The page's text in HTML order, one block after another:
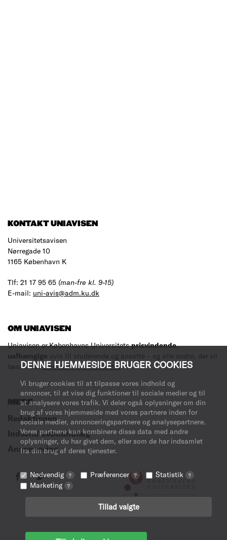
DENNE HJEMMESIDE BRUGER COOKIES
Vi bruger cookies til at tilpasse vores indhold og
annoncer, til at vise dig funktioner til sociale medier og til
at analysere vores trafik. Vi deler også oplysninger om din
brug af vores hjemmeside med vores partnere inden for
sociale medier, annonceringspartnere og analysepartnere.
Vores partnere kan kombinere disse data med andre
oplysninger, du har givet dem, eller som de har indsamlet
fra din brug af deres tjenester.
Nødvendig ? Præferencer ? Statistik ?
Marketing ?
Tillad valgte
KONTAKT UNIAVISEN
Universitetsavisen
Nørregade 10
1165 København K
Tlf: 21 17 95 65 (man-fre kl. 9-15)
E-mail: uni-avis@adm.ku.dk
OM UNIAVISEN
Uniavisen er Københavns Universitetsprisvindende,
uafhængige avis til studerende og ansatte – og alle andre, der vil
læse med.Læs mere om avisen her.
MERE
Redaktionen
Indsend debatindlæg
Annoncering